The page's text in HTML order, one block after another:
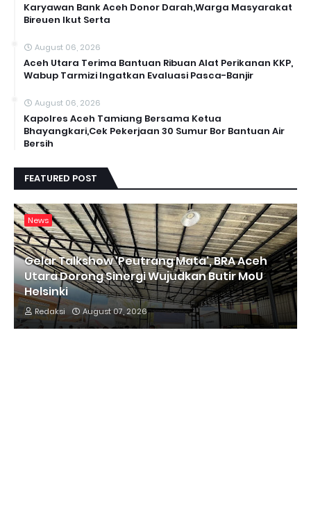
Karyawan Bank Aceh Donor Darah,Warga Masyarakat
Bireuen Ikut Serta
August 06, 2026
Aceh Utara Terima Bantuan Ribuan Alat Perikanan KKP,
Wabup Tarmizi Ingatkan Evaluasi Pasca-Banjir
August 06, 2026
Kapolres Aceh Tamiang Bersama Ketua
Bhayangkari,Cek Pekerjaan 30 Sumur Bor Bantuan Air
Bersih
FEATURED POST
News
Gelar Talkshow 'Peutrang Mata', BRA Aceh
Utara Dorong Sinergi Wujudkan Butir MoU
Helsinki
Redaksi August 07, 2026